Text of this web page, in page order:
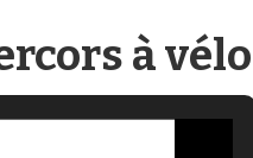
à vélo